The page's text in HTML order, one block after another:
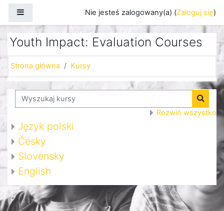
Nie jesteś zalogowany(a) (Zaloguj się)
Youth Impact: Evaluation Courses
Strona główna Kursy
Wyszukaj kursy
Rozwiń wszystko
Język polski
Česky
Slovensky
English